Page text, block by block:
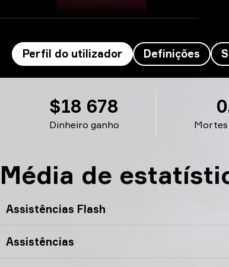
Perfil do utilizador Definições
Dinheiro ganho
$18 678
Média de
Assistências Flash
Assistências